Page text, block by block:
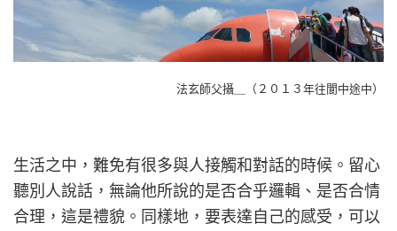
法玄師父攝＿（２０１３年往閬中途中）
生活之中，難免有很多與人接觸和對話的時候。留心
聽別人說話， 無論他所說的是否合乎邏輯、是否合情
合理，這是禮貌。同樣地， 要表達自己的感受，可以